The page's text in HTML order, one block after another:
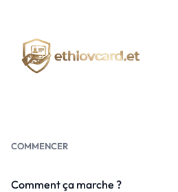
COMMENCER
Comment ça marche ?